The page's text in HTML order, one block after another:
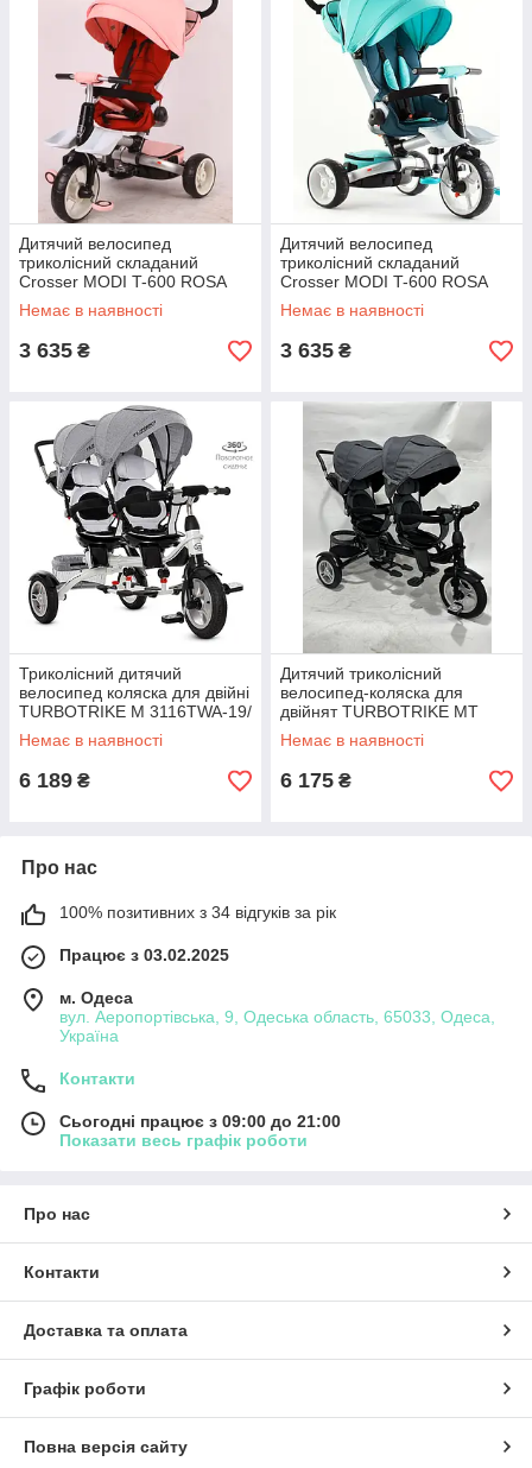
Дитячий велосипед
триколісний складаний
Crosser MODI T-600 ROSA
алюмінієвий з поворотним
сидінням рожевий
Немає в наявності
3 635 ₴
Дитячий велосипед
триколісний складаний
Crosser MODI T-600 ROSA
алюмінієвий з поворотним
сидінням бірюзовий
Немає в наявності
3 635 ₴
Триколісний дитячий
велосипед коляска для двійні
TURBOTRIKE M 3116TWA-19/
колір сірий **
Немає в наявності
6 189 ₴
Дитячий триколісний
велосипед-коляска для
двійнят TURBOTRIKE MT
1004DUOS-2 поворотне
сидіння, графіт
Немає в наявності
6 175 ₴
Про нас
100% позитивних з 34 відгуків за рік
Працює з 03.02.2025
м. Одеса
вул. Аеропортівська, 9, Одеська область, 65033, Одеса,
Україна
Контакти
Сьогодні працює з 09:00 до 21:00
Показати весь графік роботи
Про нас
Контакти
Доставка та оплата
Графік роботи
Повна версія сайту